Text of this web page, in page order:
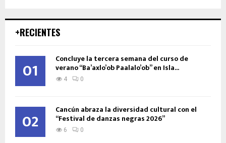
+RECIENTES
01 Concluye la tercera semana del curso de
verano “Ba’axlo’ob Paalalo’ob” en Isla...
4 0
02 Cancún abraza la diversidad cultural con el
“Festival de danzas negras 2026”
6 0